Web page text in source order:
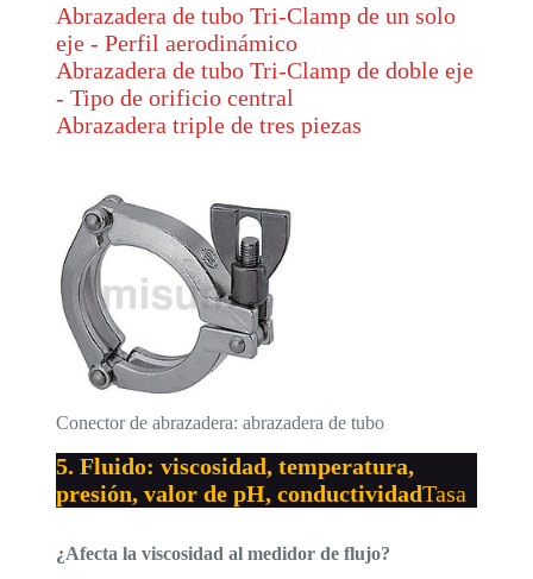
Abrazadera de tubo Tri-Clamp de un solo
eje - Perfil aerodinámico
Abrazadera de tubo Tri-Clamp de doble eje
- Tipo de orificio central
Abrazadera triple de tres piezas
Conector de abrazadera: abrazadera de tubo
5. Fluido: viscosidad, temperatura,
presión, valor de pH, conductividadTasa
¿Afecta la viscosidad al medidor de flujo?